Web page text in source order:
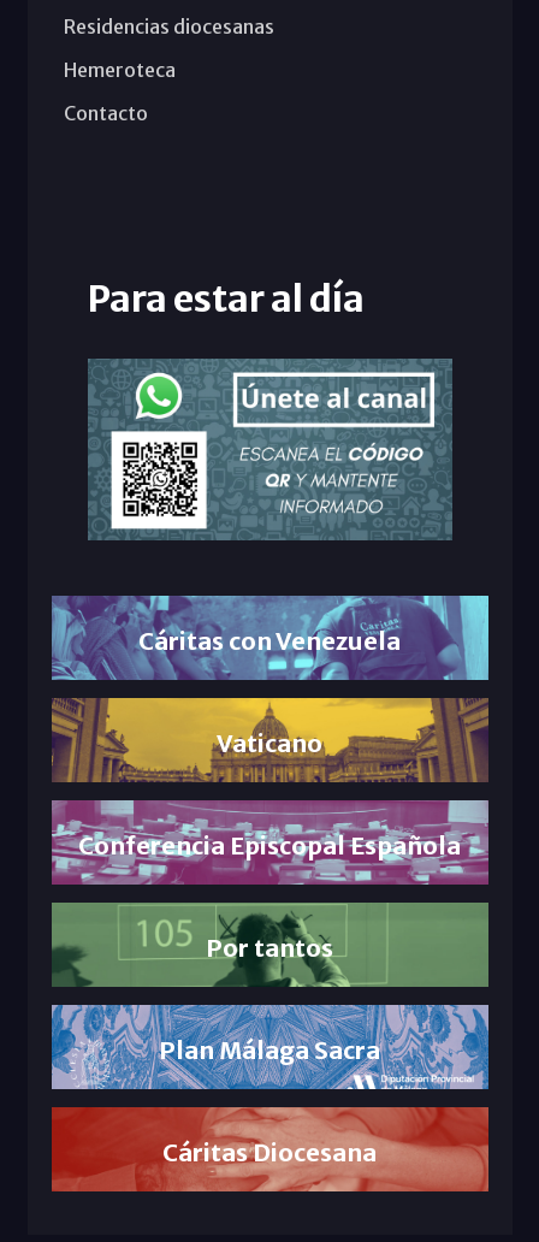
Residencias diocesanas
Hemeroteca
Contacto
Para estar al día
Cáritas con Venezuela
Vaticano
Conferencia Episcopal Española
Por tantos
Plan Málaga Sacra
Cáritas Diocesana